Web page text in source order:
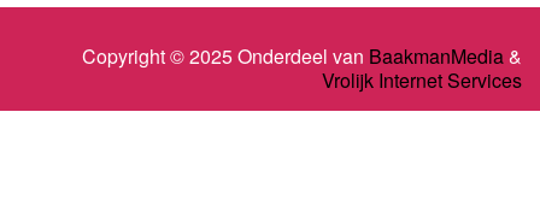
Copyright © 2025 Onderdeel van BaakmanMedia&
Vrolijk Internet Services